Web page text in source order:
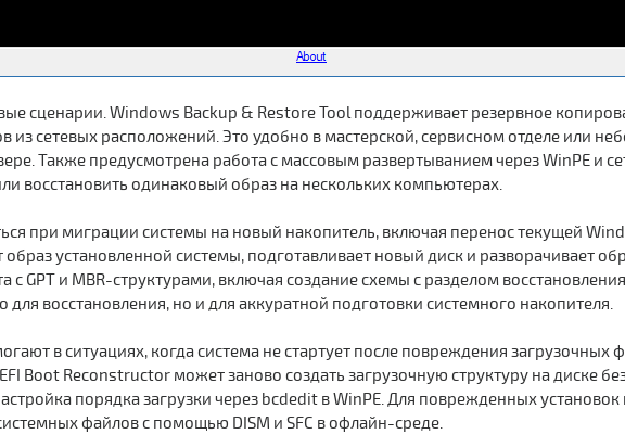
сценарии. Windows Backup & Restore Tool поддерживает резервное
из сетевых расположений. Это удобно в мастерской, сервисном отделе или
Также предусмотрена работа с массовым развертыванием через WinPE и
восстановить одинаковый образ на нескольких компьютерах.
при миграции системы на новый накопитель, включая перенос текущей
образ установленной системы, подготавливает новый диск и разворачивает
с GPT и MBR-структурами, включая создание схемы с разделом
восстановления, но и для аккуратной подготовки системного накопителя.
в ситуациях, когда система не стартует после повреждения загрузочных
Boot Reconstructor может заново создать загрузочную структуру на диске
порядка загрузки через bcdedit в WinPE. Для поврежденных
файлов с помощью DISM и SFC в офлайн-среде.